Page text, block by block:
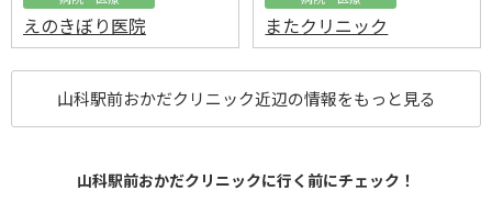
えのきぼり医院 またクリニック
山科駅前おかだクリニック近辺の情報をもっと見る
山科駅前おかだクリニックに行く前にチェック！